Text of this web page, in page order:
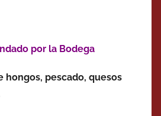
por la Bodega
hongos, pescado, quesos